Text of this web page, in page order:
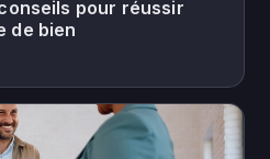
pour réussir
de bien